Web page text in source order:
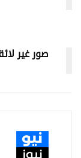
صور غير